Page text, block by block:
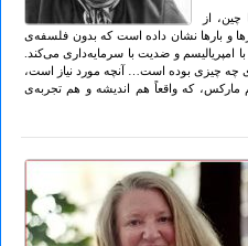
از
و بارها نشان داده است که بدون فلسفه‌ی
و ضدیت با سرمایه‌داری می‌کند.
چه چیزی بوده است… آنچه مورد نیاز است،
مارکس، که واقعاً هم اندیشه و هم تجربه‌ی